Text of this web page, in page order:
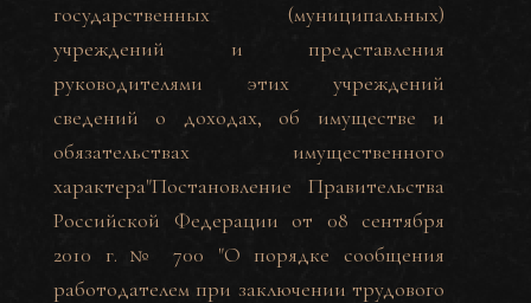
государственных (муниципальных)
учреждений и представления
руководителями этих учреждений
сведений о доходах, об имуществе и
обязательствах имущественного
характера"Постановление Правительства
Российской Федерации от 08 сентября
2010 г. № 700 "О порядке сообщения
работодателем при заключении трудового